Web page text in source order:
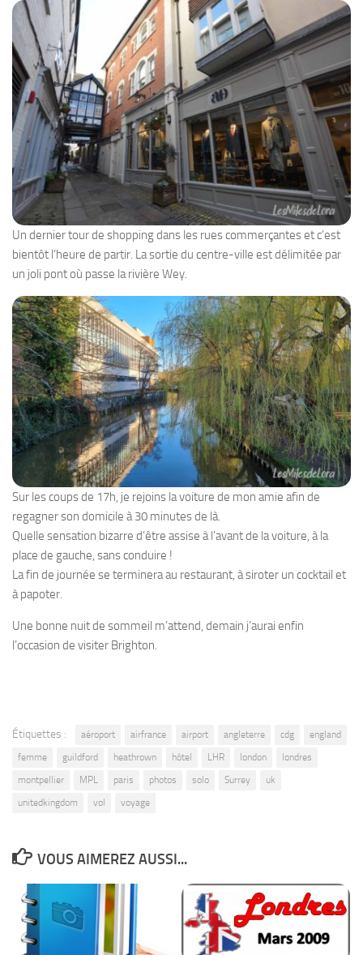
Un dernier tour de shopping dans les rues commerçantes et c’est
bientôt l’heure de partir. La sortie du centre-ville est délimitée par
un joli pont où passe la rivière Wey.
Sur les coups de 17h, je rejoins la voiture de mon amie afin de
regagner son domicile à 30 minutes de là.
Quelle sensation bizarre d’être assise à l’avant de la voiture, à la
place de gauche, sans conduire !
La fin de journée se terminera au restaurant, à siroter un cocktail et
à papoter.
Une bonne nuit de sommeil m’attend, demain j’aurai enfin
l’occasion de visiter Brighton.
Étiquettes : aéroport airfrance airport angleterre cdg
england
femme
guildford heathrown hôtel LHR london
londres
montpellier
MPL paris photos solo Surrey
uk
unitedkingdom
vol voyage
VOUS AIMEREZ AUSSI...